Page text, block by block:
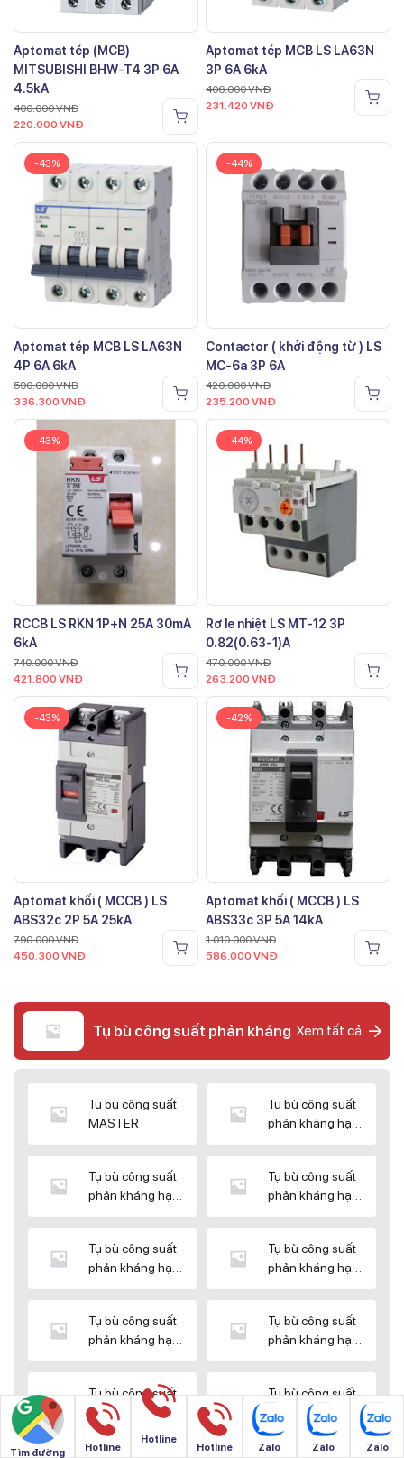
Aptomat tép (MCB)
MITSUBISHI BHW-T4 3P 6A
4.5kA
400.000VNĐ
220.000 VNĐ
Aptomat tép MCB LS LA63N
3P 6A 6kA
406.000VNĐ
231.420 VNĐ
-43%
Aptomat tép MCB LS LA63N
4P 6A 6kA
590.000VNĐ
336.300 VNĐ
-44%
Contactor ( khởi động từ ) LS
MC-6a 3P 6A
420.000VNĐ
235.200 VNĐ
-43%
RCCB LS RKN 1P+N 25A 30mA
6kA
740.000VNĐ
421.800 VNĐ
-44%
Rơ le nhiệt LS MT-12 3P
0.82(0.63-1)A
470.000VNĐ
263.200 VNĐ
-43%
Aptomat khối ( MCCB ) LS
ABS32c 2P 5A 25kA
790.000VNĐ
450.300 VNĐ
-42%
Aptomat khối ( MCCB ) LS
ABS33c 3P 5A 14kA
1.010.000VNĐ
586.000 VNĐ
Tụ bù công suất phản kháng Xem tất cả
Tụ bù công suất
MASTER
Tụ bù công suất
phản kháng hạ
Tụ bù công suất
phản kháng hạ
Tụ bù công suất
phản kháng hạ
Tụ bù công suất
phản kháng hạ
Tụ bù công suất
phản kháng hạ
Tụ bù công suất
phản kháng hạ
Tụ bù công suất
phản kháng hạ
Tụ bù công suất
phản kháng hạ
thế SHIZUKI
Tụ bù công suất
phản kháng hạ
thế SINO
Tìm đường Hotline
Hotline
Hotline Zalo Zalo Zalo